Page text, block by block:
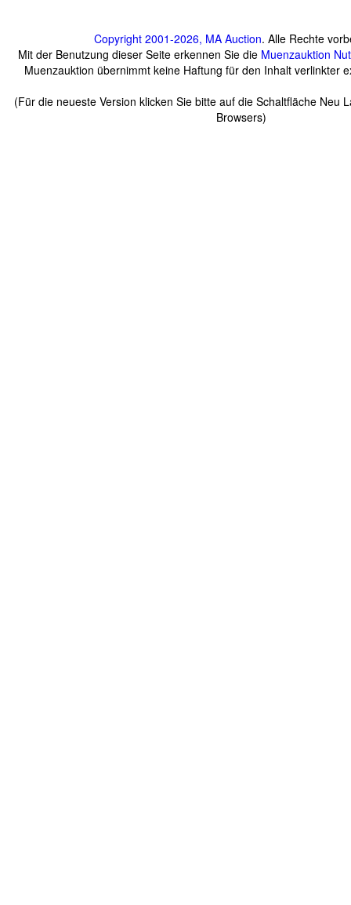
Copyright 2001-2026, MA Auction. Alle Rechte
Mit der Benutzung dieser Seite erkennen Sie die Muenzauktion
Muenzauktion übernimmt keine Haftung für den Inhalt verlinkter
(Für die neueste Version klicken Sie bitte auf die Schaltfläche Neu
Browsers)